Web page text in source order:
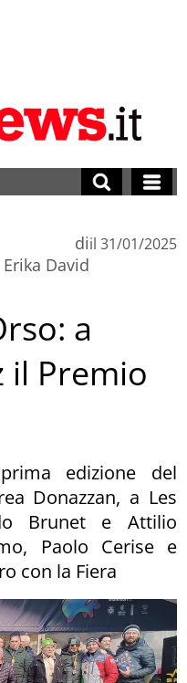
di
Erika David
il 31/01/2025
a
il Premio
edizione del
Donazzan, a Les
Brunet e Attilio
Paolo Cerise e
con la Fiera